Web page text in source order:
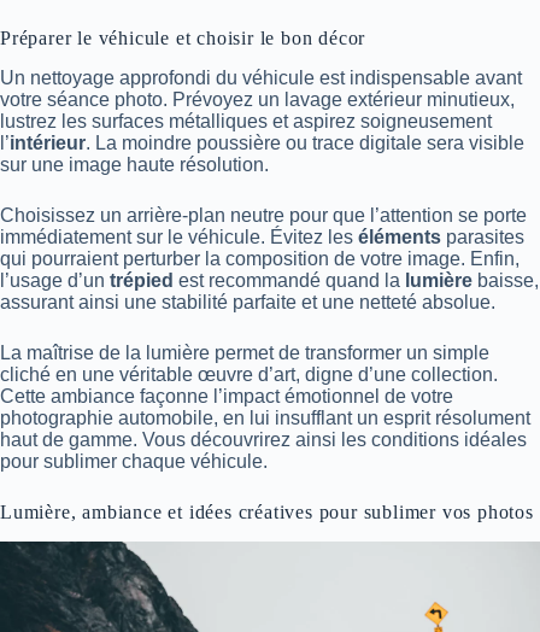
Préparer le véhicule et choisir le bon décor
Un nettoyage approfondi du véhicule est indispensable avant
votre séance photo. Prévoyez un lavage extérieur minutieux,
lustrez les surfaces métalliques et aspirez soigneusement
l’intérieur. La moindre poussière ou trace digitale sera visible
sur une image haute résolution.
Choisissez un arrière-plan neutre pour que l’attention se porte
immédiatement sur le véhicule. Évitez les éléments parasites
qui pourraient perturber la composition de votre image. Enfin,
l’usage d’un trépied est recommandé quand la lumière baisse,
assurant ainsi une stabilité parfaite et une netteté absolue.
La maîtrise de la lumière permet de transformer un simple
cliché en une véritable œuvre d’art, digne d’une collection.
Cette ambiance façonne l’impact émotionnel de votre
photographie automobile, en lui insufflant un esprit résolument
haut de gamme. Vous découvrirez ainsi les conditions idéales
pour sublimer chaque véhicule.
Lumière, ambiance et idées créatives pour sublimer vos photos